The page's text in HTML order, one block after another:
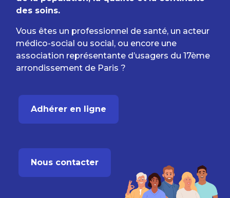
des soins.
Vous êtes un professionnel de santé, un acteur
médico-social ou social, ou encore une
association représentante d’usagers du 17ème
arrondissement de Paris ?
Adhérer en ligne
Nous contacter